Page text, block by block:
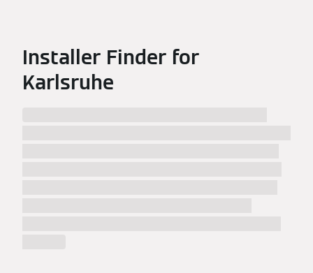
Installer Finder for
Karlsruhe